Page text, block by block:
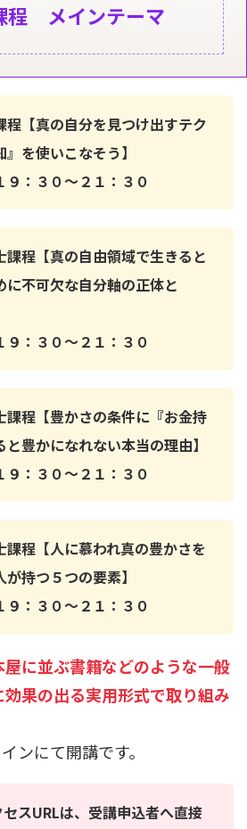
メインテーマ
【真の自分を見つけ出すテク
を使いこなそう】
９：３０〜２１：３０
程【真の自由領域で生きると
に不可欠な自分軸の正体と
：３０〜２１：３０
程【豊かさの条件に『お金持
と豊かになれない本当の理由】
：３０〜２１：３０
程【人に慕われ真の豊かさを
持つ５つの要素】
：３０〜２１：３０
に並ぶ書籍などのような一般
果の出る実用形式で取り組み
ンにて開講です。
スURLは、受講申込者へ直接